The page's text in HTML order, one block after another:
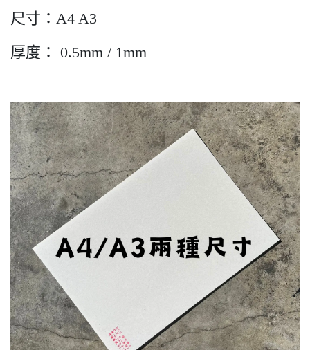
尺寸：A4 A3
厚度： 0.5mm / 1mm